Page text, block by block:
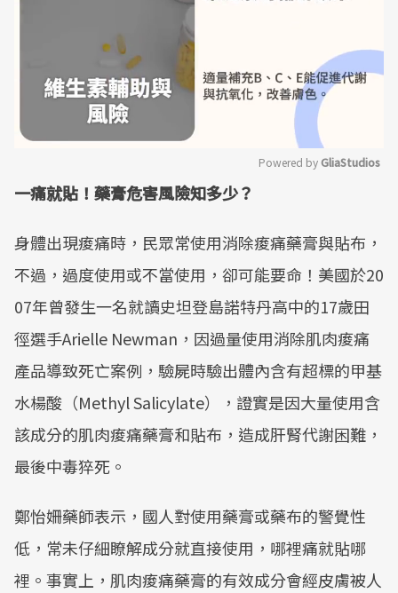
Powered by GliaStudios
一痛就貼！藥膏危害風險知多少？
身體出現痠痛時，民眾常使用消除痠痛藥膏與貼布，
不過，過度使用或不當使用，卻可能要命！美國於20
07年曾發生一名就讀史坦登島諾特丹高中的17歲田
徑選手Arielle Newman，因過量使用消除肌肉痠痛
產品導致死亡案例，驗屍時驗出體內含有超標的甲基
水楊酸（Methyl Salicylate），證實是因大量使用含
該成分的肌肉痠痛藥膏和貼布，造成肝腎代謝困難，
最後中毒猝死。
鄭怡姍藥師表示，國人對使用藥膏或藥布的警覺性
低，常未仔細瞭解成分就直接使用，哪裡痛就貼哪
裡。事實上，肌肉痠痛藥膏的有效成分會經皮膚被人